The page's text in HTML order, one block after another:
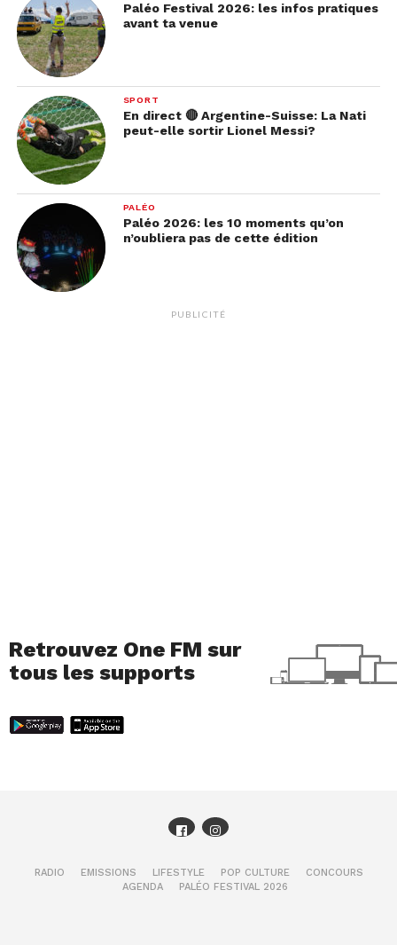
Paléo Festival 2026: les infos pratiques
avant ta venue
SPORT
En direct 🔴 Argentine-Suisse: La Nati
peut-elle sortir Lionel Messi?
PALÉO
Paléo 2026: les 10 moments qu’on
n’oubliera pas de cette édition
PUBLICITÉ
Retrouvez One FM sur
tous les supports
RADIO EMISSIONS LIFESTYLE POP CULTURE
CONCOURS
AGENDA
PALÉO FESTIVAL 2026